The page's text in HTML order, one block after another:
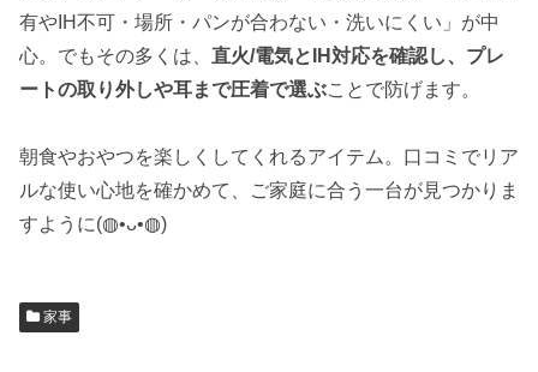
有やIH不可・場所・パンが合わない・洗いにくい」が中
心。でもその多くは、 直火/電気とIH対応を確認し、プレ
ートの取り外しや耳まで圧着で選ぶことで防げます。
朝食やおやつを楽しくしてくれるアイテム。口コミでリア
ルな使い心地を確かめて、ご家庭に合う一台が見つかりま
すように(◍•ᴗ•◍)
家事